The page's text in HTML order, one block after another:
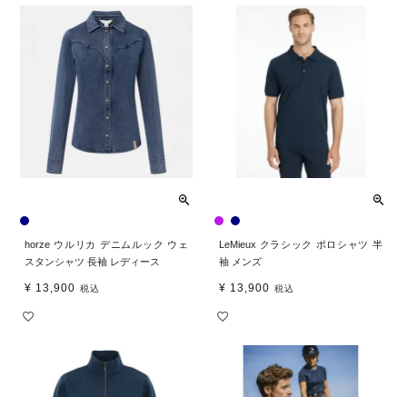
horze ウルリカ デニムルック ウェ
スタンシャツ 長袖 レディース
¥ 13,900 税込
LeMieux クラシック ポロシャツ 半
袖 メンズ
¥ 13,900 税込